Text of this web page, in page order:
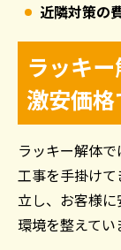
近隣対策の
ラッキ
激安価格
ラッキー解体
工事を手掛け
立し、お客様
環境を整えてい